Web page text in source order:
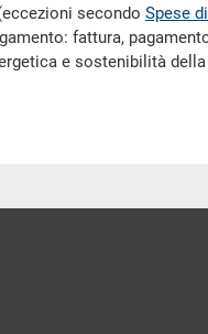
secondo Spese
fattura,
e sostenibilità